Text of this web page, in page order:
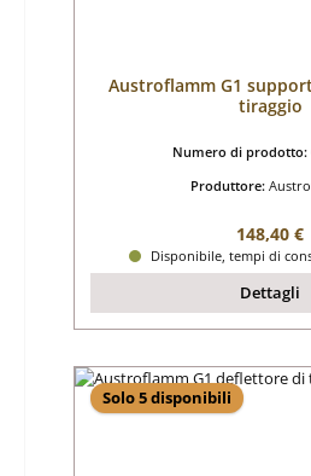
Austroflamm G1
tiraggio
Numero di prodotto:
Produttore:
Prezzo
148,40 €
Disponibile, tempi di
Dettagli
Solo 5 disponibili